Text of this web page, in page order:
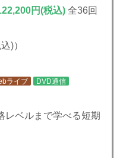
円(税込) 全36回
)）
ライブ DVD通信
レベルまで学べる短期